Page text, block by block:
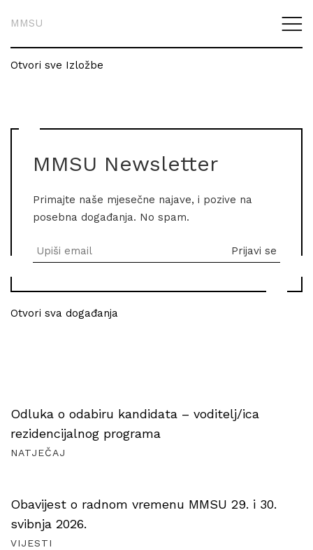
MMSU
Otvori sve Izložbe
MMSU Newsletter
Primajte naše mjesečne najave, i pozive na
posebna događanja. No spam.
Otvori sva događanja
Odluka o odabiru kandidata – voditelj/ica
rezidencijalnog programa
NATJEČAJ
Obavijest o radnom vremenu MMSU 29. i 30.
svibnja 2026.
VIJESTI